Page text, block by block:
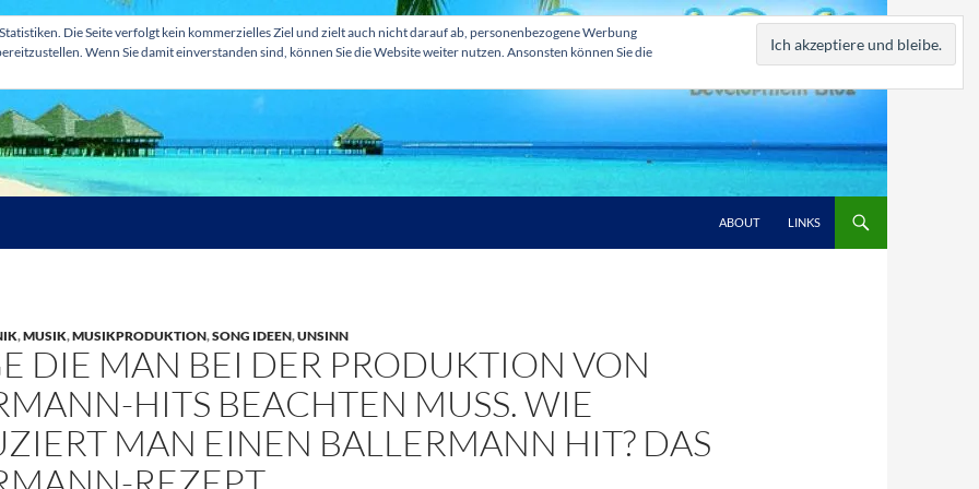
ABOUT LINKS
,MUSIK,MUSIKPRODUKTION,SONG IDEEN,UNSINN
DIE MAN BEI DER PRODUKTION VON
HITS BEACHTEN MUSS. WIE
MAN EINEN BALLERMANN HIT? DAS
Die Seite verfolgt kein kommerzielles Ziel und zielt auch nicht darauf ab, personenbezogene Werbung
Wenn Sie damit einverstanden sind, können Sie die Website weiter nutzen. Ansonsten können Sie die